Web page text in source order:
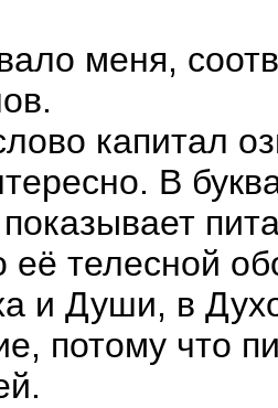
меня,
капитал
В
её телесной
и Души, в
потому что